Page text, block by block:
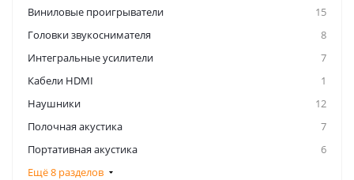
Виниловые проигрыватели
15
Головки звукоснимателя
8
Интегральные усилители
7
Кабели HDMI
1
Наушники
12
Полочная акустика
7
Портативная акустика
6
Ещё 8 разделов